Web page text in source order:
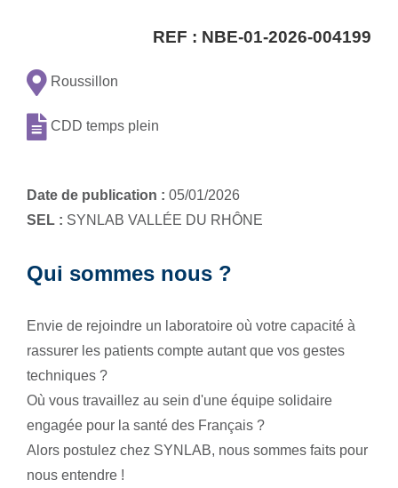
REF : NBE-01-2026-004199
Roussillon
CDD temps plein
Date de publication : 05/01/2026
SEL : SYNLAB VALLÉE DU RHÔNE
Qui sommes nous ?
Envie de rejoindre un laboratoire où votre capacité à
rassurer les patients compte autant que vos gestes
techniques ?
Où vous travaillez au sein d'une équipe solidaire
engagée pour la santé des Français ?
Alors postulez chez SYNLAB, nous sommes faits pour
nous entendre !